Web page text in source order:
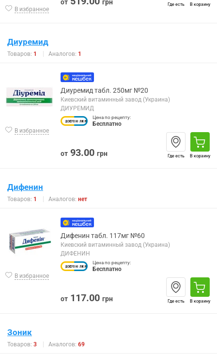
В избранное
от грн Где есть В корзину
Диуремид
Товаров: 1 Аналогов: 1
В избранное
Диуремид табл. 250мг №20
Киевский витаминный завод (Украина)
ДИУРЕМИД
Цена по рецепту:
Бесплатно
от 93.00 грн Где есть В корзину
Дифенин
Товаров: 1 Аналогов: нет
В избранное
Дифенин табл. 117мг №60
Киевский витаминный завод (Украина)
ДИФЕНИН
Цена по рецепту:
Бесплатно
от 117.00 грн Где есть В корзину
Зоник
Товаров: 3 Аналогов: 69